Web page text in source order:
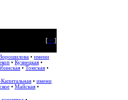
[ + ]
• имени
• Кузнецкая •
• Томская •
• имени
• Майская •